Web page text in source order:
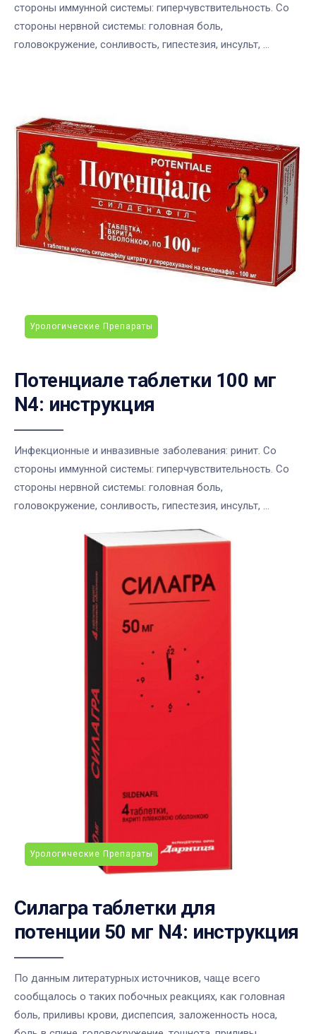
стороны иммунной системы: гиперчувствительность. Со
стороны нервной системы: головная боль,
головокружение, сонливость, гипестезия, инсульт, ...
Урологические Препараты
Потенциале таблетки 100 мг
N4: инструкция
Инфекционные и инвазивные заболевания: ринит. Со
стороны иммунной системы: гиперчувствительность. Со
стороны нервной системы: головная боль,
головокружение, сонливость, гипестезия, инсульт, ...
Урологические Препараты
Силагра таблетки для
потенции 50 мг N4: инструкция
По данным литературных источников, чаще всего
сообщалось о таких побочных реакциях, как головная
боль, приливы крови, диспепсия, заложенность носа,